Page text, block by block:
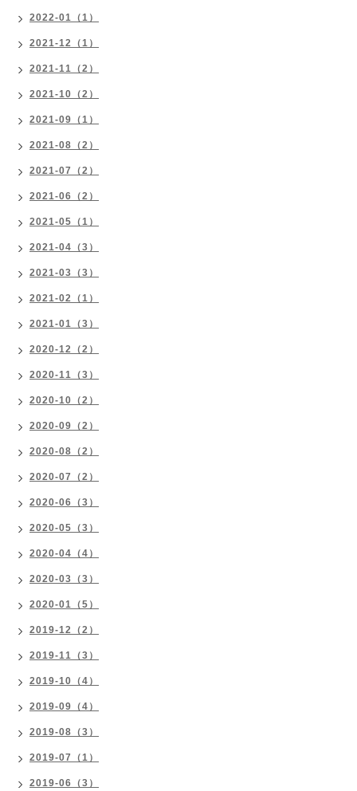
2022-01（1）
2021-12（1）
2021-11（2）
2021-10（2）
2021-09（1）
2021-08（2）
2021-07（2）
2021-06（2）
2021-05（1）
2021-04（3）
2021-03（3）
2021-02（1）
2021-01（3）
2020-12（2）
2020-11（3）
2020-10（2）
2020-09（2）
2020-08（2）
2020-07（2）
2020-06（3）
2020-05（3）
2020-04（4）
2020-03（3）
2020-01（5）
2019-12（2）
2019-11（3）
2019-10（4）
2019-09（4）
2019-08（3）
2019-07（1）
2019-06（3）